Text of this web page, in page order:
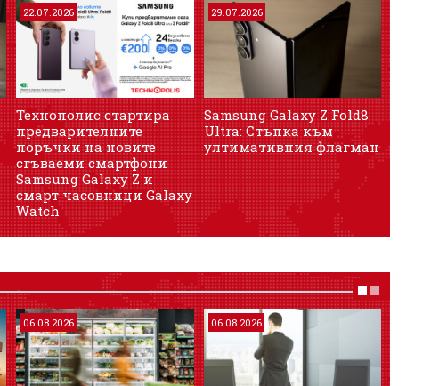
22.07.2026
Технополис стартира
предварителните
поръчки на новите
сгъваеми смартфони
Samsung Galaxy Z и
смарт часовници Galaxy
Watch
29.07.2026
Samsung Galaxy Z Fold8
Ultra: Стъпка към
ултимативния флагман
06.08.2026 06.08.2026